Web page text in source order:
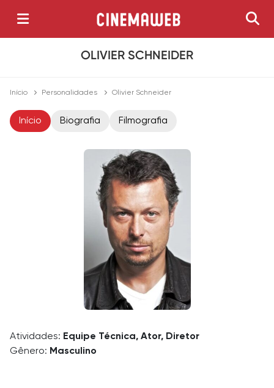
OLIVIER SCHNEIDER
Início Personalidades Olivier Schneider
Início Biografia Filmografia
Atividades: Equipe Técnica, Ator, Diretor
Gênero: Masculino